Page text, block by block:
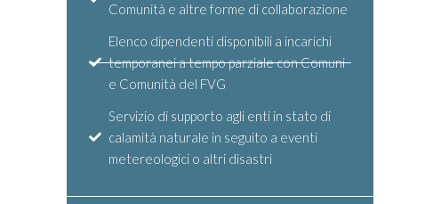
Comunità e altre forme di collaborazione
Elenco dipendenti disponibili a incarichi
temporanei a tempo parziale con Comuni
e Comunità del FVG
Servizio di supporto agli enti in stato di
calamità naturale in seguito a eventi
metereologici o altri disastri